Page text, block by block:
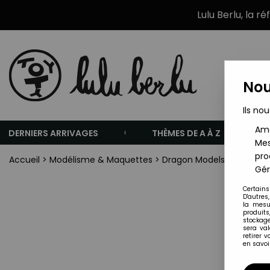
Lulu Berlu, la
DERNIERS ARRIVAGES THÈMES DE A À Z
Accueil > Modélisme & Maquettes > Dragon Models
Ils
la
sera
retirer
en